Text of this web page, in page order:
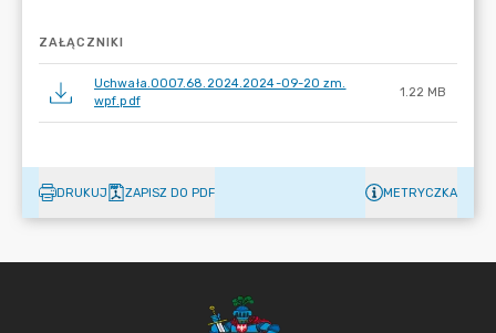
ZAŁĄCZNIKI
Uchwała.0007.68.2024.2024-09-20 zm.
wpf.pdf
1.22 MB
DRUKUJ ZAPISZ DO PDF METRYCZKA